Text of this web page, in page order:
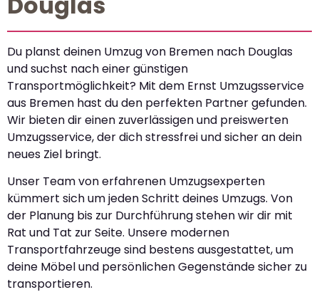
Du planst deinen Umzug von Bremen nach Douglas
und suchst nach einer günstigen
Transportmöglichkeit? Mit dem Ernst Umzugsservice
aus Bremen hast du den perfekten Partner gefunden.
Wir bieten dir einen zuverlässigen und preiswerten
Umzugsservice, der dich stressfrei und sicher an dein
neues Ziel bringt.
Unser Team von erfahrenen Umzugsexperten
kümmert sich um jeden Schritt deines Umzugs. Von
der Planung bis zur Durchführung stehen wir dir mit
Rat und Tat zur Seite. Unsere modernen
Transportfahrzeuge sind bestens ausgestattet, um
deine Möbel und persönlichen Gegenstände sicher zu
transportieren.